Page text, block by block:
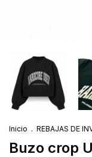
Inicio . REBAJAS DE
Buzo crop